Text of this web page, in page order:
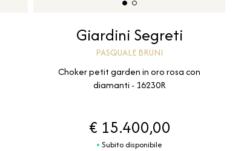
Giardini Segreti
PASQUALE BRUNI
Choker petit garden in oro rosa con
diamanti - 16230R
€ 15.400,00
Subito disponibile